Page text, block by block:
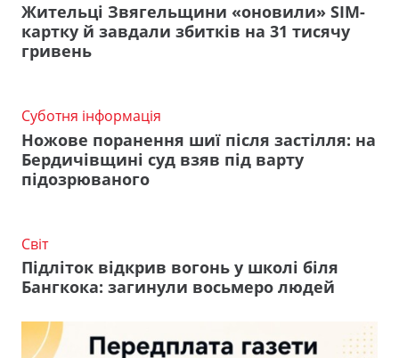
Жительці Звягельщини «оновили» SIM-
картку й завдали збитків на 31 тисячу
гривень
Суботня інформація
Ножове поранення шиї після застілля: на
Бердичівщині суд взяв під варту
підозрюваного
Світ
Підліток відкрив вогонь у школі біля
Бангкока: загинули восьмеро людей